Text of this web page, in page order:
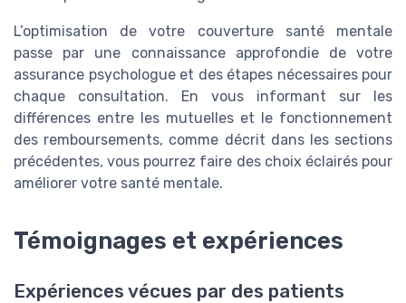
L’optimisation de votre couverture santé mentale
passe par une connaissance approfondie de votre
assurance psychologue et des étapes nécessaires pour
chaque consultation. En vous informant sur les
différences entre les mutuelles et le fonctionnement
des remboursements, comme décrit dans les sections
précédentes, vous pourrez faire des choix éclairés pour
améliorer votre santé mentale.
Témoignages et expériences
Expériences vécues par des patients